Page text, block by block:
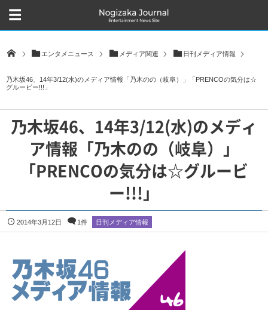
エンタメニュース メディア関連 日刊メディア情報
乃木坂46、14年3/12(水)のメディア情報「乃木のの（岐阜）」「PRENCOの気分は☆
グルービー!!!」
乃木坂46、14年3/12(水)のメディ
ア情報「乃木のの（岐阜）」
「PRENCOの気分は☆グルービ
ー!!!」
2014年3月12日 1件 日刊メディア情報